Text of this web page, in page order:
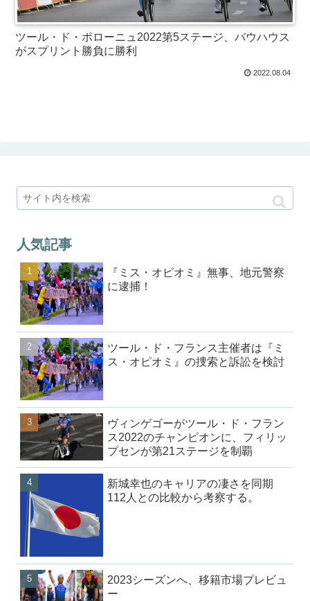
ツール・ド・ポローニュ2022第5ステージ、バウハウス
がスプリント勝負に勝利
2022.08.04
人気記事
『ミス・オピオミ』無事、地元警察
に逮捕！
ツール・ド・フランス主催者は『ミ
ス・オピオミ』の捜索と訴訟を検討
ヴィンゲゴーがツール・ド・フラン
ス2022のチャンピオンに、フィリッ
プセンが第21ステージを制覇
新城幸也のキャリアの凄さを同期
112人との比較から考察する。
2023シーズンへ、移籍市場プレビュ
ー